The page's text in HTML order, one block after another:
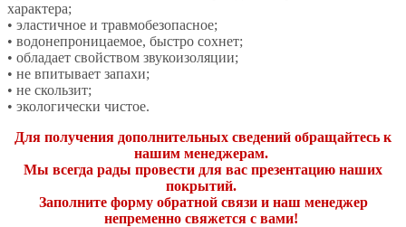
характера;
• эластичное и травмобезопасное;
• водонепроницаемое, быстро сохнет;
• обладает свойством звукоизоляции;
• не впитывает запахи;
• не скользит;
• экологически чистое.
Для получения дополнительных сведений обращайтесь к
нашим менеджерам.
Мы всегда рады провести для вас презентацию наших
покрытий.
Заполните форму обратной связи и наш менеджер
непременно свяжется с вами!